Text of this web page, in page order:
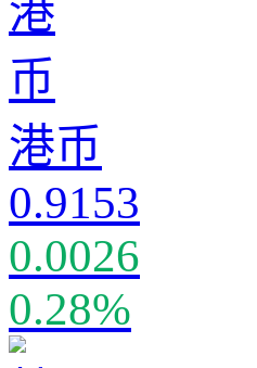
港币
0.9153
0.0026
0.28%